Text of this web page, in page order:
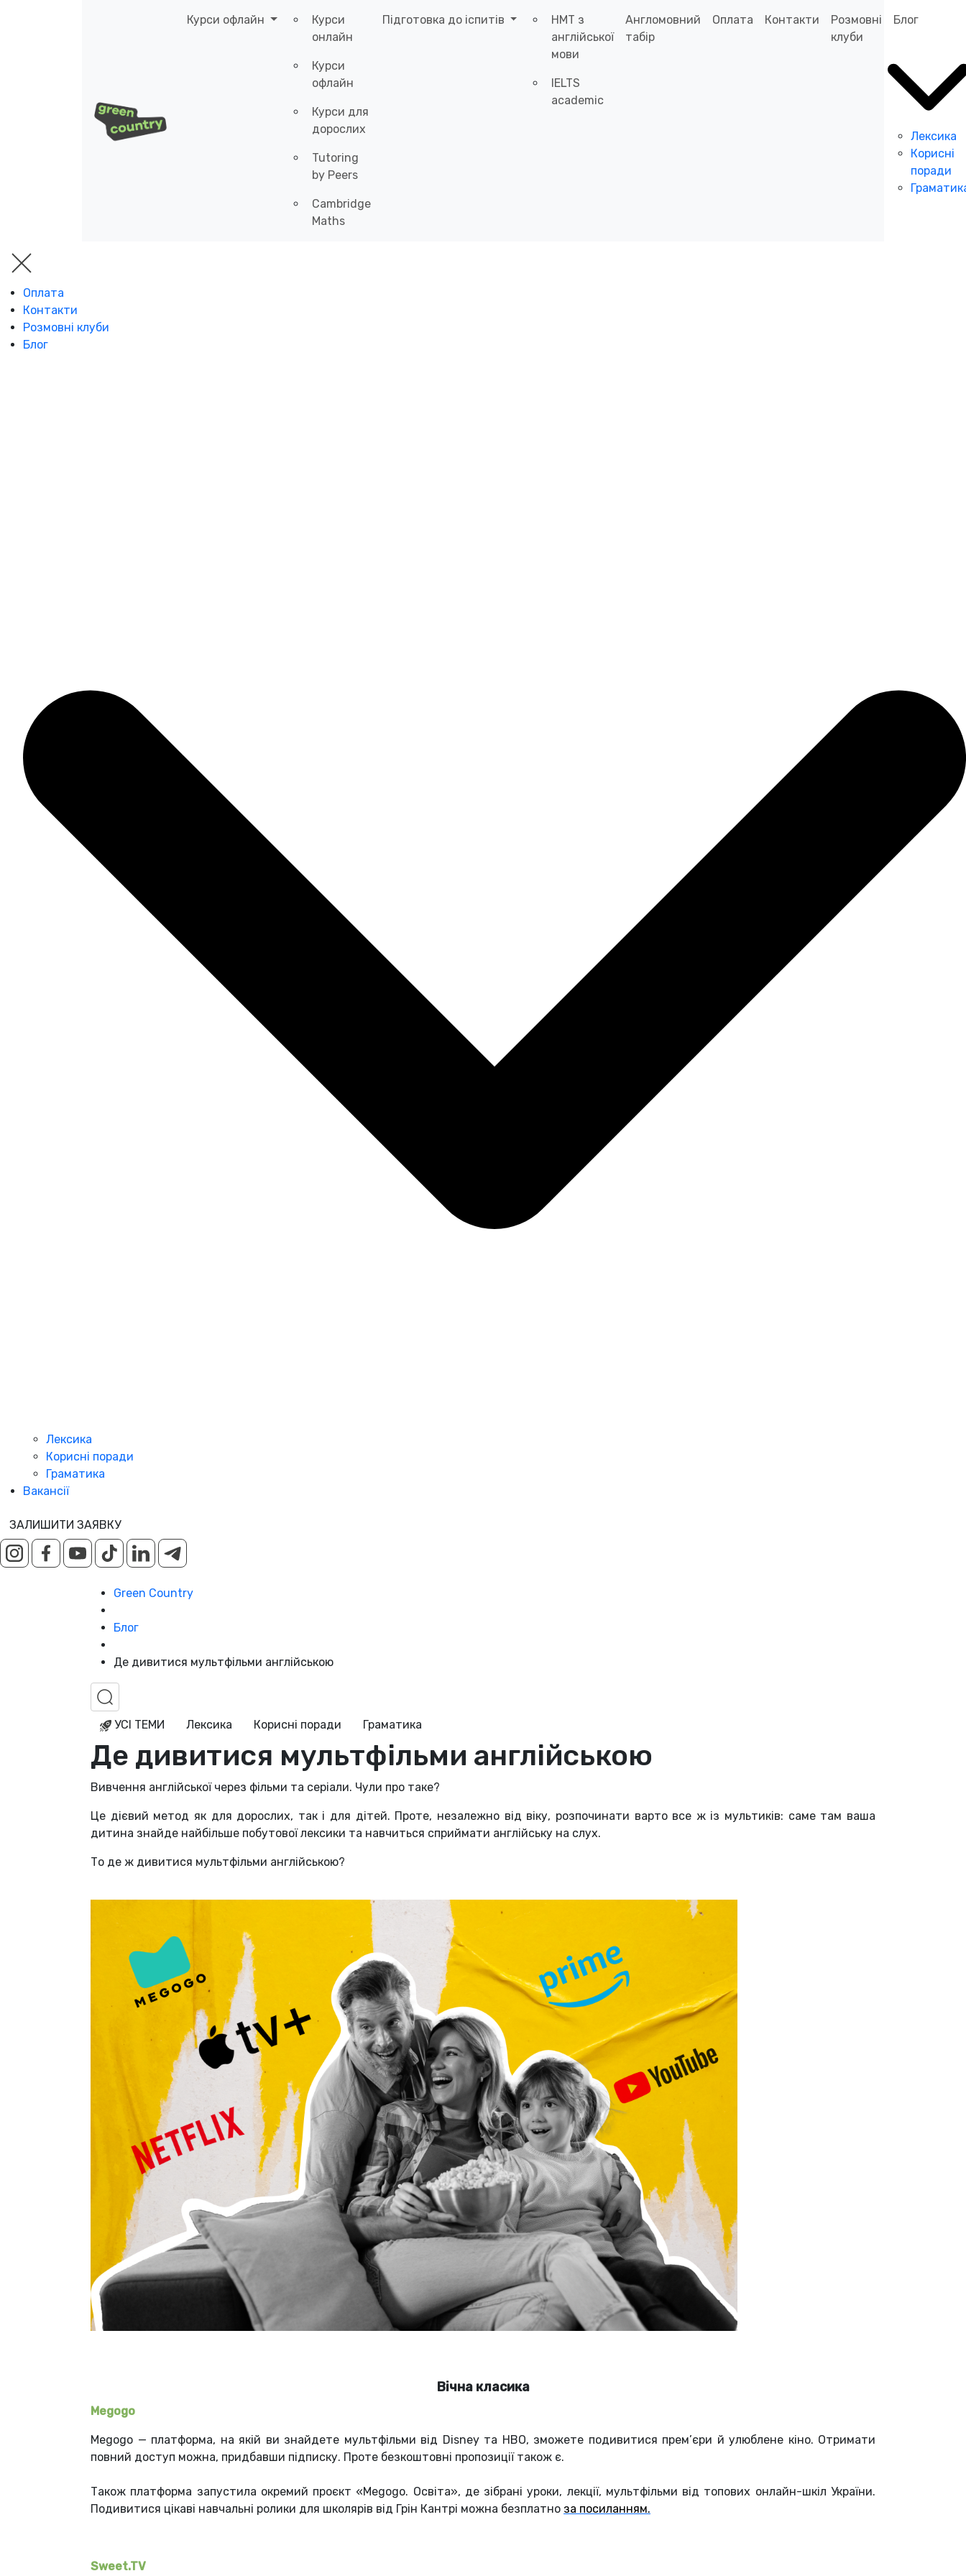
Курси офлайн
Курси
онлайн
Курси
офлайн
Курси для
дорослих
Tutoring
by Peers
Cambridge
Maths
Підготовка до іспитів
НМТ з
англійської
мови
IELTS
academic
Англомовний
табір
Оплата Контакти
Розмовні
клуби
Блог
Лексика
Корисні
поради
Оплата
Контакти
Розмовні клуби
Блог
Лексика
Корисні поради
Граматика
Вакансії
ЗАЛИШИТИ ЗАЯВКУ
Green Country
Блог
Де дивитися мультфільми англійською
УСІ ТЕМИ Лексика Корисні поради Граматика
Де дивитися мультфільми англійською
Вивчення англійської через фільми та серіали. Чули про таке?
Це дієвий метод як для дорослих, так і для дітей. Проте, незалежно від віку, розпочинати варто все ж із мультиків: саме там ваша
дитина знайде найбільше побутової лексики та навчиться сприймати англійську на слух.
То де ж дивитися мультфільми англійською?
Вічна класика
Megogo
Megogo — платформа, на якій ви знайдете мультфільми від Disney та HBO, зможете подивитися прем’єри й улюблене кіно. Отримати
повний доступ можна, придбавши підписку. Проте безкоштовні пропозиції також є.
Також платформа запустила окремий проєкт «Megogo. Освіта», де зібрані уроки, лекції, мультфільми від топових онлайн-шкіл України.
Подивитися цікаві навчальні ролики для школярів від Грін Кантрі можна безплатно за посиланням.
Sweet.TV